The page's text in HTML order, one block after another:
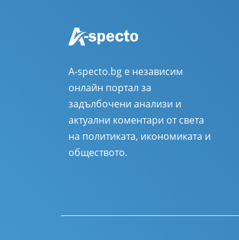
A-specto.bg е независим
онлайн портал за
задълбочени анализи и
актуални коментари от света
на политиката, икономиката и
обществото.